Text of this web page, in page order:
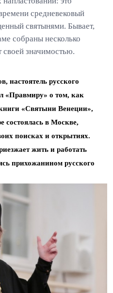
средневековый
святынями. Бывает,
собраны несколько
значимостью.
настоятель русского
«Правмиру» о том, как
«Святыни Венеции»,
состоялась в Москве,
поисках и открытиях.
жить и работать
прихожанином русского